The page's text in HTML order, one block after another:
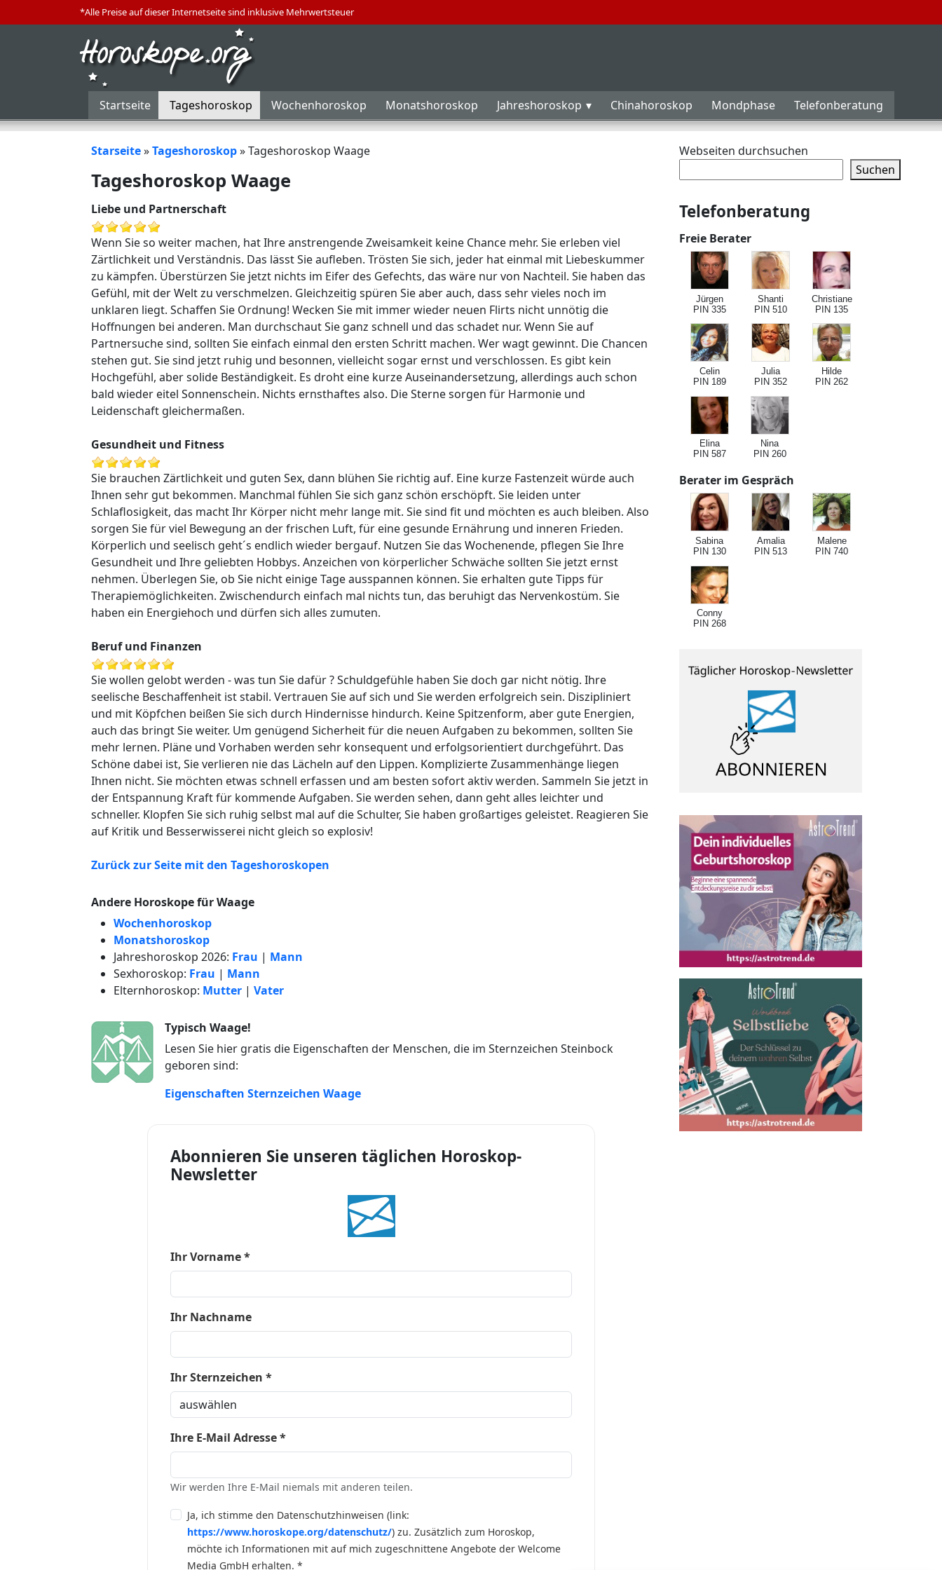
*Alle Preise auf dieser Internetseite sind inklusive Mehrwertsteuer
Startseite Tageshoroskop Wochenhoroskop Monatshoroskop Jahreshoroskop Chinahoroskop Mondphase Telefonberatung
Starseite»Tageshoroskop»Tageshoroskop Waage
Tageshoroskop Waage
Liebe und Partnerschaft
Wenn Sie so weiter machen, hat Ihre anstrengende Zweisamkeit keine Chance mehr. Sie erleben viel
Zärtlichkeit und Verständnis. Das lässt Sie aufleben. Trösten Sie sich, jeder hat einmal mit Liebeskummer
zu kämpfen. Überstürzen Sie jetzt nichts im Eifer des Gefechts, das wäre nur von Nachteil. Sie haben das
Gefühl, mit der Welt zu verschmelzen. Gleichzeitig spüren Sie aber auch, dass sehr vieles noch im
unklaren liegt. Schaffen Sie Ordnung! Wecken Sie mit immer wieder neuen Flirts nicht unnötig die
Hoffnungen bei anderen. Man durchschaut Sie ganz schnell und das schadet nur. Wenn Sie auf
Partnersuche sind, sollten Sie einfach einmal den ersten Schritt machen. Wer wagt gewinnt. Die Chancen
stehen gut. Sie sind jetzt ruhig und besonnen, vielleicht sogar ernst und verschlossen. Es gibt kein
Hochgefühl, aber solide Beständigkeit. Es droht eine kurze Auseinandersetzung, allerdings auch schon
bald wieder eitel Sonnenschein. Nichts ernsthaftes also. Die Sterne sorgen für Harmonie und
Leidenschaft gleichermaßen.
Gesundheit und Fitness
Sie brauchen Zärtlichkeit und guten Sex, dann blühen Sie richtig auf. Eine kurze Fastenzeit würde auch
Ihnen sehr gut bekommen. Manchmal fühlen Sie sich ganz schön erschöpft. Sie leiden unter
Schlaflosigkeit, das macht Ihr Körper nicht mehr lange mit. Sie sind fit und möchten es auch bleiben. Also
sorgen Sie für viel Bewegung an der frischen Luft, für eine gesunde Ernährung und inneren Frieden.
Körperlich und seelisch geht´s endlich wieder bergauf. Nutzen Sie das Wochenende, pflegen Sie Ihre
Gesundheit und Ihre geliebten Hobbys. Anzeichen von körperlicher Schwäche sollten Sie jetzt ernst
nehmen. Überlegen Sie, ob Sie nicht einige Tage ausspannen können. Sie erhalten gute Tipps für
Therapiemöglichkeiten. Zwischendurch einfach mal nichts tun, das beruhigt das Nervenkostüm. Sie
haben ein Energiehoch und dürfen sich alles zumuten.
Beruf und Finanzen
Sie wollen gelobt werden - was tun Sie dafür ? Schuldgefühle haben Sie doch gar nicht nötig. Ihre
seelische Beschaffenheit ist stabil. Vertrauen Sie auf sich und Sie werden erfolgreich sein. Diszipliniert
und mit Köpfchen beißen Sie sich durch Hindernisse hindurch. Keine Spitzenform, aber gute Energien,
auch das bringt Sie weiter. Um genügend Sicherheit für die neuen Aufgaben zu bekommen, sollten Sie
mehr lernen. Pläne und Vorhaben werden sehr konsequent und erfolgsorientiert durchgeführt. Das
Schöne dabei ist, Sie verlieren nie das Lächeln auf den Lippen. Komplizierte Zusammenhänge liegen
Ihnen nicht. Sie möchten etwas schnell erfassen und am besten sofort aktiv werden. Sammeln Sie jetzt in
der Entspannung Kraft für kommende Aufgaben. Sie werden sehen, dann geht alles leichter und
schneller. Klopfen Sie sich ruhig selbst mal auf die Schulter, Sie haben großartiges geleistet. Reagieren Sie
auf Kritik und Besserwisserei nicht gleich so explosiv!
Zurück zur Seite mit den Tageshoroskopen
Andere Horoskope für Waage
Wochenhoroskop
Monatshoroskop
Jahreshoroskop 2026: Frau | Mann
Sexhoroskop: Frau | Mann
Elternhoroskop: Mutter | Vater
Typisch Waage!
Lesen Sie hier gratis die Eigenschaften der Menschen, die im Sternzeichen Steinbock
geboren sind:
Eigenschaften Sternzeichen Waage
Abonnieren Sie unseren täglichen Horoskop-
Newsletter
Ihr Vorname *
Ihr Nachname
Ihr Sternzeichen *
Ihre E-Mail Adresse *
Wir werden Ihre E-Mail niemals mit anderen teilen.
Ja, ich stimme den Datenschutzhinweisen (link:
https://www.horoskope.org/datenschutz/) zu. Zusätzlich zum Horoskop,
möchte ich Informationen mit auf mich zugeschnittene Angebote der Welcome
Media GmbH erhalten. *
Webseiten durchsuchen
Suchen
Telefonberatung
Freie Berater
Jürgen
PIN 335
Shanti
PIN 510
Christiane
PIN 135
Celin
PIN 189
Julia
PIN 352
Hilde
PIN 262
Elina
PIN 587
Nina
PIN 260
Berater im Gespräch
Sabina
PIN 130
Amalia
PIN 513
Malene
PIN 740
Conny
PIN 268